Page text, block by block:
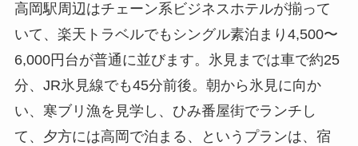
高岡駅周辺はチェーン系ビジネスホテルが揃って
いて、楽天トラベルでもシングル素泊まり4,500〜
6,000円台が普通に並びます。氷見までは車で約25
分、JR氷見線でも45分前後。朝から氷見に向か
い、寒ブリ漁を見学し、ひみ番屋街でランチし
て、夕方には高岡で泊まる、というプランは、宿